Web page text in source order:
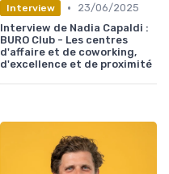
Interview •
23/06/2025
Interview de Nadia Capaldi :
BURO Club - Les centres
d'affaire et de coworking,
d'excellence et de proximité